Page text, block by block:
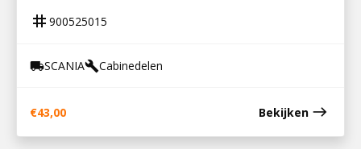
tag 900525015
local_shippingSCANIAbuildCabinedelen
€43,00 Bekijken east